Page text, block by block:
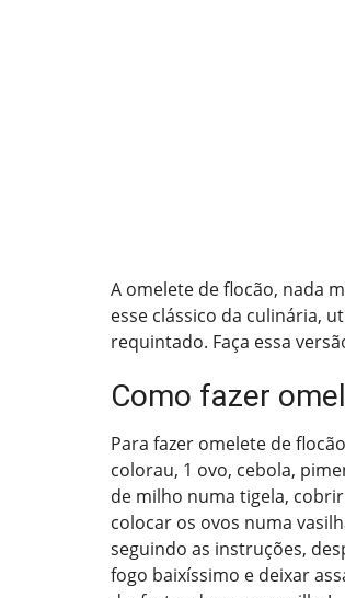
A omelete de flocão, nada
esse clássico da culinária,
requintado. Faça essa
Como fazer
Para fazer omelete de
colorau, 1 ovo, cebola,
de milho numa tigela,
colocar os ovos numa
seguindo as instruções,
fogo baixíssimo e deixar